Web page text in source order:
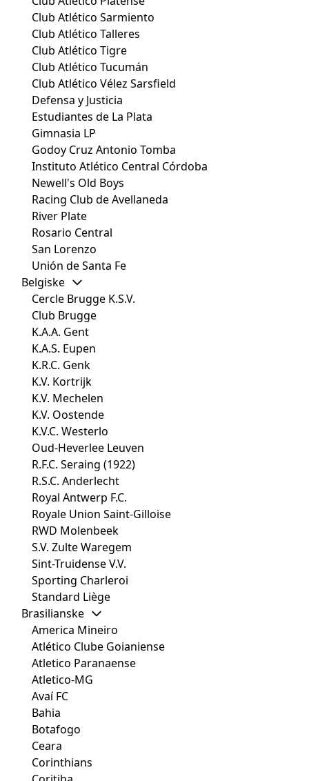
Club Atlético Sarmiento
Club Atlético Talleres
Club Atlético Tigre
Club Atlético Tucumán
Club Atlético Vélez Sarsfield
Defensa y Justicia
Estudiantes de La Plata
Gimnasia LP
Godoy Cruz Antonio Tomba
Instituto Atlético Central Córdoba
Newell's Old Boys
Racing Club de Avellaneda
River Plate
Rosario Central
San Lorenzo
Unión de Santa Fe
Belgiske
Cercle Brugge K.S.V.
Club Brugge
K.A.A. Gent
K.A.S. Eupen
K.R.C. Genk
K.V. Kortrijk
K.V. Mechelen
K.V. Oostende
K.V.C. Westerlo
Oud-Heverlee Leuven
R.F.C. Seraing (1922)
R.S.C. Anderlecht
Royal Antwerp F.C.
Royale Union Saint-Gilloise
RWD Molenbeek
S.V. Zulte Waregem
Sint-Truidense V.V.
Sporting Charleroi
Standard Liège
Brasilianske
America Mineiro
Atlético Clube Goianiense
Atletico Paranaense
Atletico-MG
Avaí FC
Bahia
Botafogo
Ceara
Corinthians